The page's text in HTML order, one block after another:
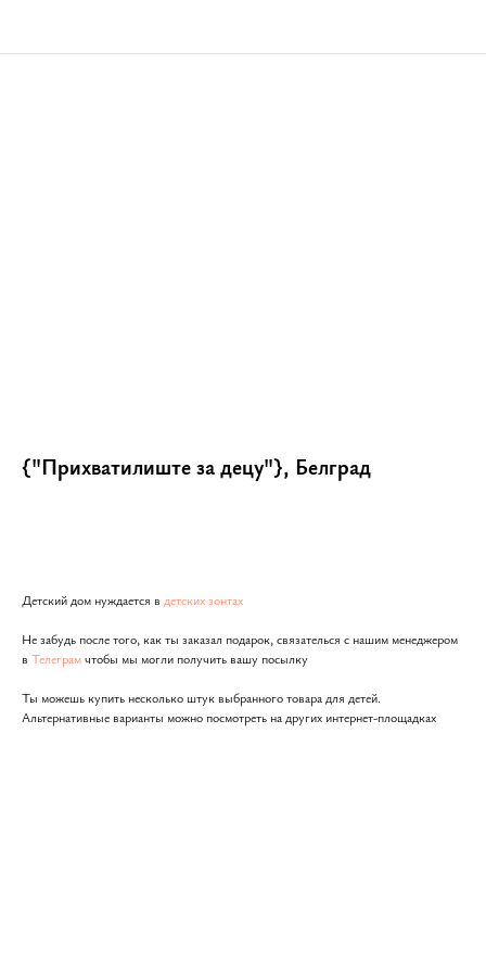
{"Прихватилиште за децу"}, Белград
Детский дом нуждается в детских зонтах
Не забудь после того, как ты заказал подарок, связателься с нашим менеджером
в Телеграмчтобы мы могли получить вашу посылку
Ты можешь купить несколько штук выбранного товара для детей.
Альтернативные варианты можно посмотреть на других интернет-площадках